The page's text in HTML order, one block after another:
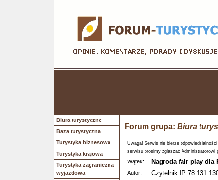
Biura turystyczne
Baza turystyczna
Turystyka biznesowa
Turystyka krajowa
Turystyka zagraniczna
wyjazdowa
Forum grupa: Biura
Uwaga! Serwis nie bierze
serwisu prosimy zgłaszać Administratorowi
Wątek: Nagroda fair play dla
Autor: Czytelnik IP